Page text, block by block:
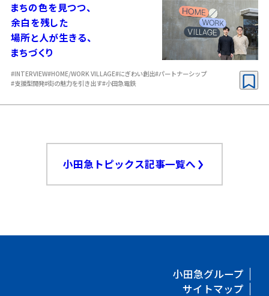
まちの色を見つつ、
余白を残した
場所と人が生きる、
まちづくり
#INTERVIEW#HOME/WORK VILLAGE#にぎわい創出#パートナーシップ
#支援型開発#街の魅力を引き出す#小田急電鉄
小田急トピックス記事一覧へ
小田急グループ
サイトマップ